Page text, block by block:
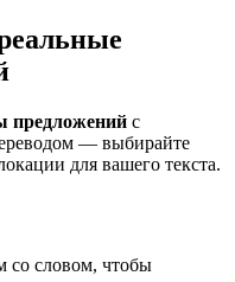
предложений с
— выбирайте
для вашего текста.
со словом, чтобы